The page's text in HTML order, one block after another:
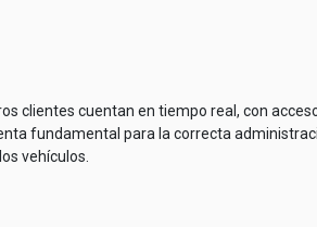
clientes cuentan en tiempo real, con
fundamental para la correcta
vehículos.